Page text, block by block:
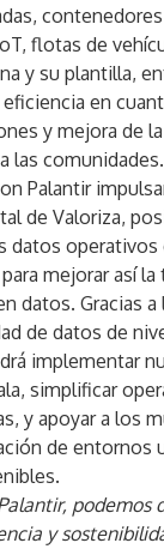
flotas de
y su plantilla,
en
y mejora de
las comunidades.
Palantir
de Valoriza,
datos operativos
mejorar así la
datos. Gracias
de datos de
implementar
simplificar
y apoyar a los
de entornos
podemos
y